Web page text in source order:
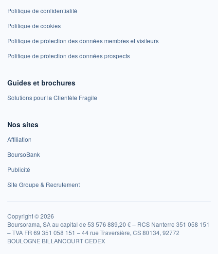
Politique de confidentialité
Politique de cookies
Politique de protection des données membres et visiteurs
Politique de protection des données prospects
Guides et brochures
Solutions pour la Clientèle Fragile
Nos sites
Affiliation
BoursoBank
Publicité
Site Groupe & Recrutement
Copyright © 2026
Boursorama, SA au capital de 53 576 889,20 € – RCS Nanterre 351 058 151
– TVA FR 69 351 058 151 – 44 rue Traversière, CS 80134, 92772
BOULOGNE BILLANCOURT CEDEX